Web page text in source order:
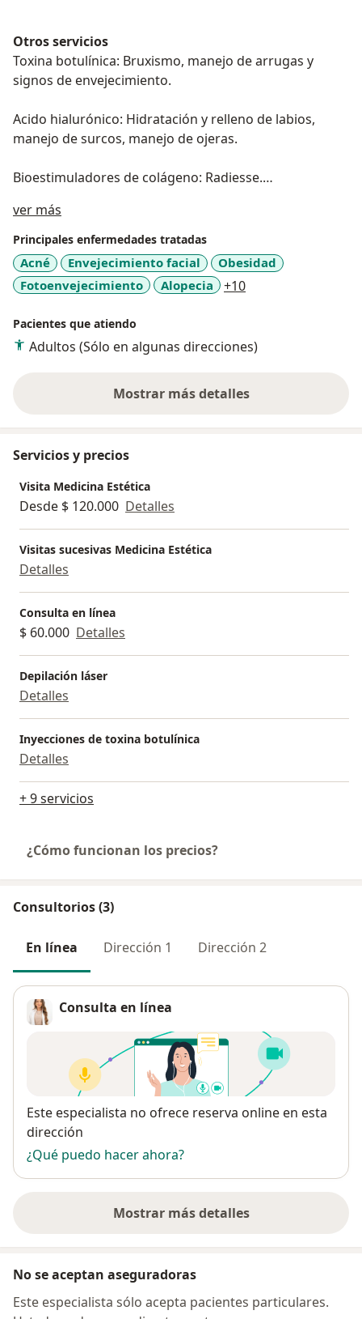
Otros servicios
Toxina botulínica: Bruxismo, manejo de arrugas y
signos de envejecimiento.
Acido hialurónico: Hidratación y relleno de labios,
manejo de surcos, manejo de ojeras.
Bioestimuladores de colágeno: Radiesse.
Tensamax: Rediofrecuencia monopolar para el
tensado de la piel, tratamiento de grasa localizada,
celulitis.
Depilación Laser: Laser Removall Trio de Tentrek para
Peeling químico para el manejo de diferentes
con sueros homeopáticos acorde a tu necesidad.
ver más
Principales enfermedades tratadas
Acné Envejecimiento facial
Obesidad
Fotoenvejecimiento
Alopecia +10
Pacientes que atiendo
Adultos (Sólo en algunas direcciones)
Mostrar más detalles
sobre la experiencia
Servicios y precios
Visita Medicina Estética
Desde $ 120.000 Detalles
Visitas sucesivas Medicina Estética
Detalles
Consulta en línea
$ 60.000 Detalles
Depilación láser
Detalles
Inyecciones de toxina botulínica
Detalles
+ 9 servicios
¿Cómo funcionan los precios?
Consultorios (3)
En línea Dirección 1 Dirección 2
Consulta en línea
Disponibilidad
Este especialista no ofrece reserva online en esta
dirección
¿Qué puedo hacer ahora?
Mostrar más detalles
sobre la dirección
No se aceptan aseguradoras
Este especialista sólo acepta pacientes particulares.